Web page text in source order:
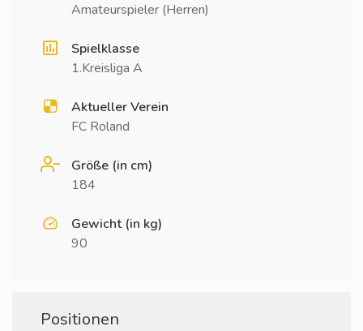
Amateurspieler (Herren)
Spielklasse
1.Kreisliga A
Aktueller Verein
FC Roland
Größe (in cm)
184
Gewicht (in kg)
90
Positionen